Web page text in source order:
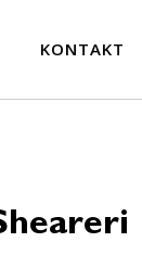
KONTAKT